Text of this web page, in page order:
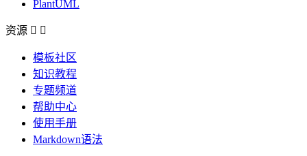
PlantUML
资源  
模板社区
知识教程
专题频道
帮助中心
使用手册
Markdown语法